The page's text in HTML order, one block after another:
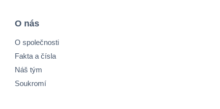
O nás
O společnosti
Fakta a čísla
Náš tým
Soukromí